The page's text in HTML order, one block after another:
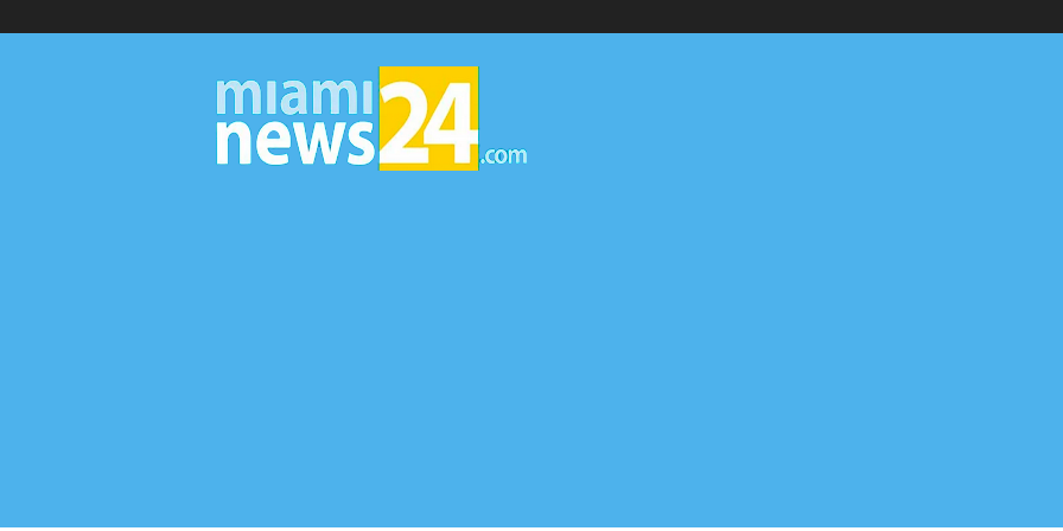
▷
Miami
News
24